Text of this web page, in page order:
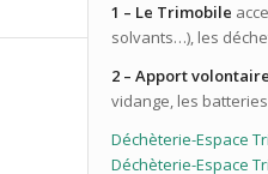
1 – Le Trimobile
solvants…), les
2 – Apport
vidange, les
Déchèterie-Espace
Déchèterie-Espace